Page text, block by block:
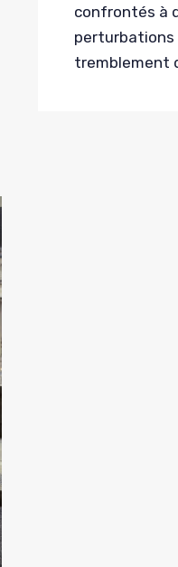
confrontés à
perturbations
tremblement